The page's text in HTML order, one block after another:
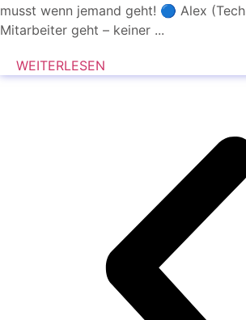
musst wenn jemand geht! 🔵 Alex
Mitarbeiter geht – keiner ...
WEITERLESEN